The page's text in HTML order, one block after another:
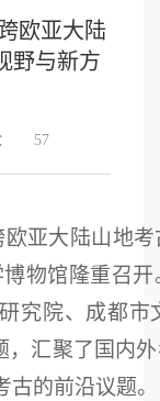
欧亚大陆
野与新方
57
欧亚大陆山地
物馆隆重召
究院、成都
，汇聚了国内
古的前沿议题